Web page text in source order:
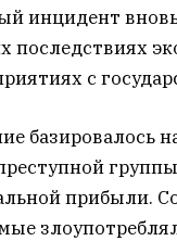
инцидент
последствиях
с
базировалось
прибыли.